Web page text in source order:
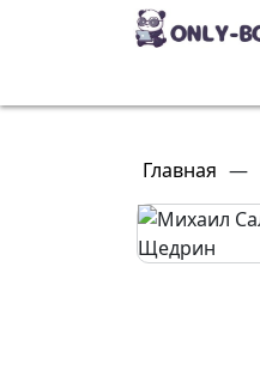
Главная —